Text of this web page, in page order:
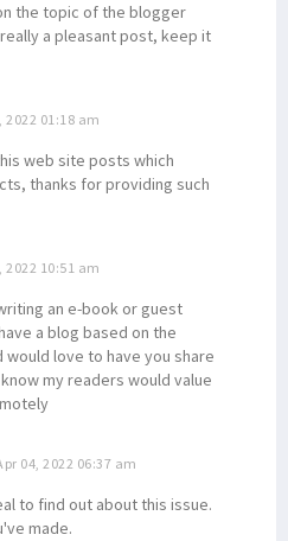
the topic of the blogger
a pleasant post, keep it
2022 01:18 am
web site posts which
thanks for providing such
2022 10:51 am
an e-book or guest
a blog based on the
love to have you share
my readers would value
04, 2022 06:37 am
to find out about this issue.
made.